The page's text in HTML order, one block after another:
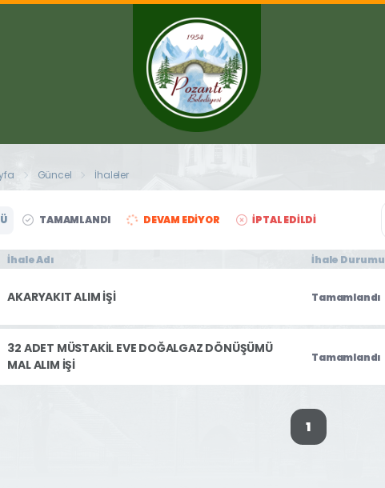
Güncel İhaleler
TAMAMLANDI DEVAM EDIYOR İPTAL EDILDI
İhale Adı
AKARYAKIT ALIM İŞİ
İhale Durumu
Tamamlandı
32 ADET MÜSTAKİL EVE DOĞALGAZ DÖNÜŞÜMÜ
MAL ALIM İŞİ
Tamamlandı
1